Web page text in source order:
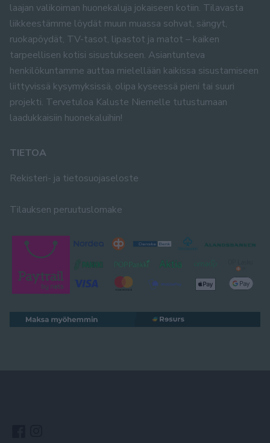
laajan valikoiman huonekaluja jokaiseen kotiin. Tilavasta
liikkeestämme löydät muun muassa sohvat, sängyt,
ruokapöydät, TV-tasot, lipastot ja matot – kaiken
tarpeellisen kotisi sisustukseen. Asiantunteva
henkilökuntamme auttaa mielellään kaikissa sisustamiseen
liittyvissä kysymyksissä, olipa kyseessä pieni tai suuri
projekti. Tervetuloa Kaluste Niemelle tutustumaan
laadukkaisiin huonekaluihin!
TIETOA
Rekisteri- ja tietosuojaseloste
Tilauksen peruutuslomake